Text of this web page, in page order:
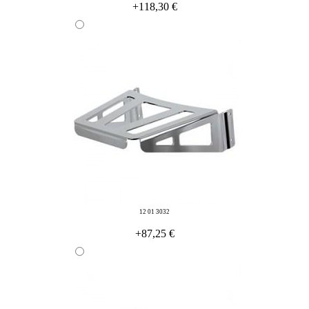
+118,30 €
12 01 3032
+87,25 €